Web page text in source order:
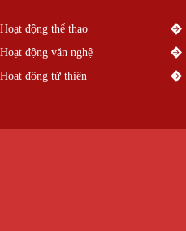
Hoạt động thể thao
Hoạt động văn nghệ
Hoạt động từ thiện